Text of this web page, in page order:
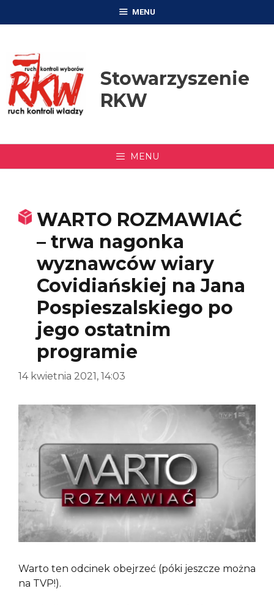
MENU
Stowarzyszenie
RKW
MENU
WARTO ROZMAWIAĆ
– trwa nagonka
wyznawców wiary
Covidiańskiej na Jana
Pospieszalskiego po
jego ostatnim
programie
14 kwietnia 2021, 14:03
Warto ten odcinek obejrzeć (póki jeszcze można
na TVP!).